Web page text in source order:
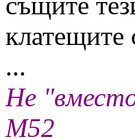
клатещите
...
Не
М52